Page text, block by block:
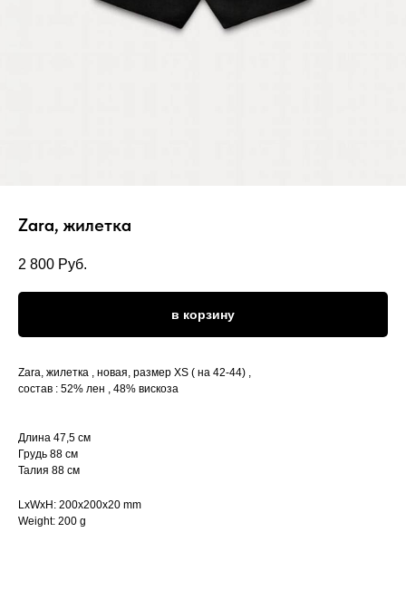
Zara, жилетка
2 800 Руб.
в корзину
Zara, жилетка , новая, размер XS ( на 42-44) ,
состав : 52% лен , 48% вискоза
Длина 47,5 см
Грудь 88 см
Талия 88 см
LxWxH: 200x200x20 mm
Weight: 200 g